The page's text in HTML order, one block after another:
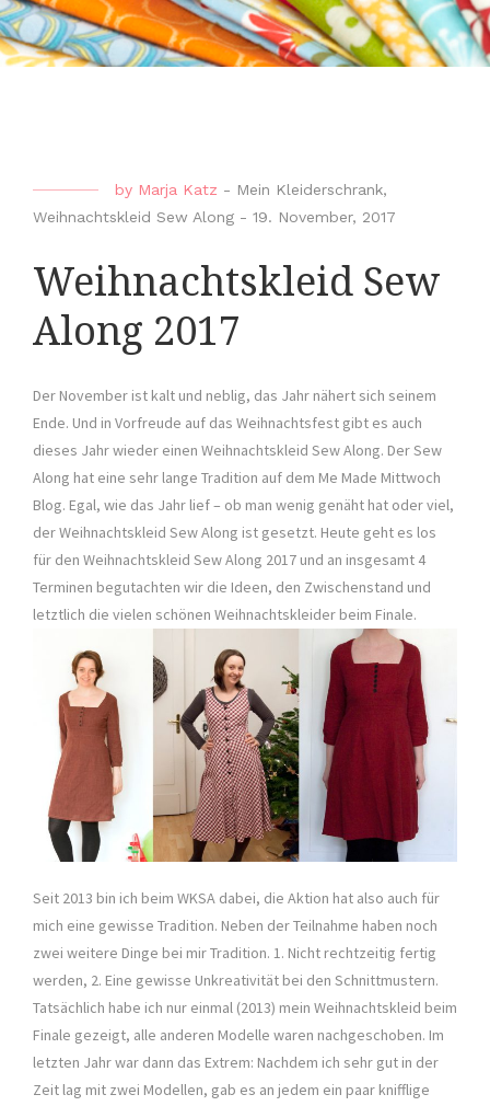
by Marja Katz - Mein Kleiderschrank,
Weihnachtskleid Sew Along - 19. November, 2017
Weihnachtskleid Sew
Along 2017
Der November ist kalt und neblig, das Jahr nähert sich seinem
Ende. Und in Vorfreude auf das Weihnachtsfest gibt es auch
dieses Jahr wieder einen Weihnachtskleid Sew Along. Der Sew
Along hat eine sehr lange Tradition auf dem Me Made Mittwoch
Blog. Egal, wie das Jahr lief – ob man wenig genäht hat oder viel,
der Weihnachtskleid Sew Along ist gesetzt. Heute geht es los
für den Weihnachtskleid Sew Along 2017 und an insgesamt 4
Terminen begutachten wir die Ideen, den Zwischenstand und
letztlich die vielen schönen Weihnachtskleider beim Finale.
Seit 2013 bin ich beim WKSA dabei, die Aktion hat also auch für
mich eine gewisse Tradition. Neben der Teilnahme haben noch
zwei weitere Dinge bei mir Tradition. 1. Nicht rechtzeitig fertig
werden, 2. Eine gewisse Unkreativität bei den Schnittmustern.
Tatsächlich habe ich nur einmal (2013) mein Weihnachtskleid beim
Finale gezeigt, alle anderen Modelle waren nachgeschoben. Im
letzten Jahr war dann das Extrem: Nachdem ich sehr gut in der
Zeit lag mit zwei Modellen, gab es an jedem ein paar knifflige